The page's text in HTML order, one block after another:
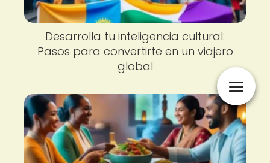
Desarrolla tu inteligencia cultural:
Pasos para convertirte en un viajero
global